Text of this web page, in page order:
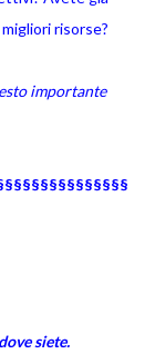
risorse?
importante
siete.